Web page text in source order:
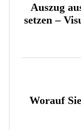
Auszug
setzen –
Worauf